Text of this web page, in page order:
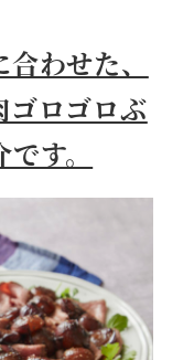
わせた、
ゴロゴロぶ
す。